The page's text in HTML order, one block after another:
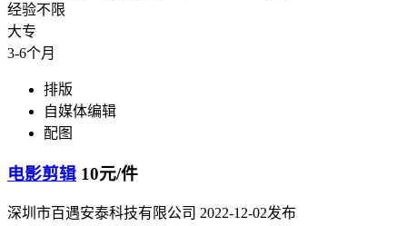
经验不限
大专
3-6个月
排版
自媒体编辑
配图
电影剪辑 10元/件
深圳市百遇安泰科技有限公司 2022-12-02发布